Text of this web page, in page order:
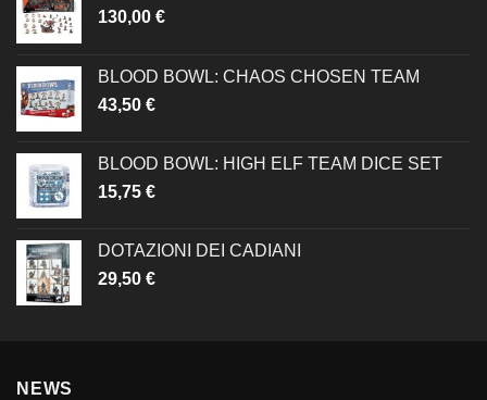
130,00 €
BLOOD BOWL: CHAOS CHOSEN TEAM
43,50 €
BLOOD BOWL: HIGH ELF TEAM DICE SET
15,75 €
DOTAZIONI DEI CADIANI
29,50 €
NEWS